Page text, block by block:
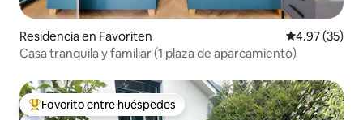
Residencia en Favoriten Calificación
4.97 (35)
Casa tranquila y familiar (1 plaza de aparcamiento)
De los mejores en Favorito entre huéspedes
Favorito entre huéspedes